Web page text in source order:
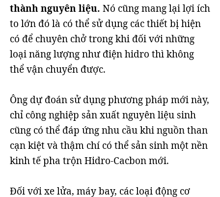
thành nguyên liệu. Nó cũng mang lại lợi ích
to lớn đó là có thể sử dụng các thiết bị hiện
có để chuyên chở trong khi đối với những
loại năng lượng như điện hidro thì không
thể vận chuyển được.
Ông dự đoán sử dụng phương pháp mới này,
chỉ công nghiệp sản xuất nguyên liệu sinh
cũng có thể đáp ứng nhu cầu khi nguồn than
cạn kiệt và thậm chí có thể sản sinh một nền
kinh tế pha trộn Hidro-Cacbon mới.
Đối với xe lửa, máy bay, các loại động cơ